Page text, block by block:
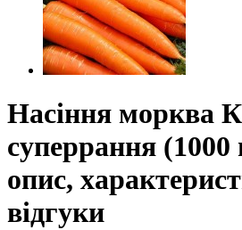
Насіння морква
суперрання (1000
опис,
відгуки